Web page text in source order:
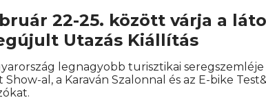
22-25. között várja a
Utazás Kiállítás
legnagyobb turisztikai
Show-al, a Karaván Szalonnal és az E-bike